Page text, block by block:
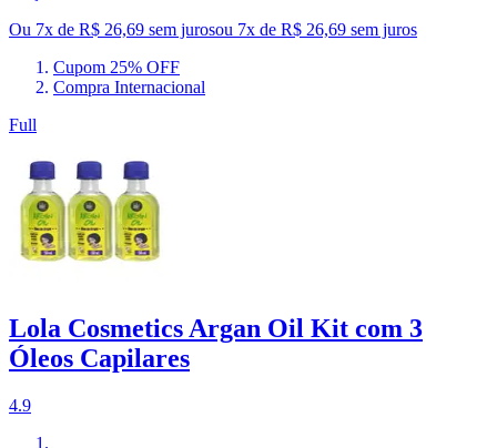
Ou 7x de R$ 26,69 sem jurosou 7x de R$ 26,69 sem juros
Cupom 25% OFF
Compra Internacional
Full
Lola Cosmetics Argan Oil Kit com 3
Óleos Capilares
4.9